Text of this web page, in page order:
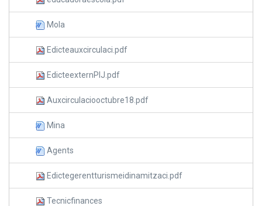
Mola
Edicteauxcirculaci.pdf
EdicteexternPIJ.pdf
Auxcirculaciooctubre18.pdf
Mina
Agents
Edictegerentturismeidinamitzaci.pdf
Tecnicfinances